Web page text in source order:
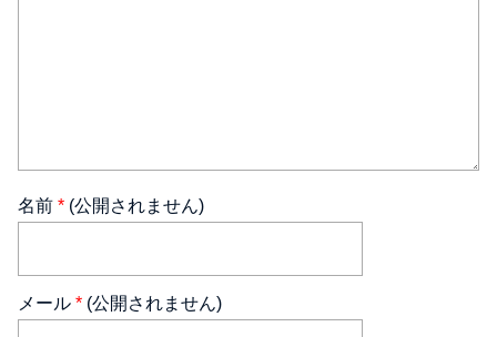
名前 * (公開されません)
メール * (公開されません)